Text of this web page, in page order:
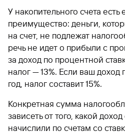
У накопительного счета
преимущество: деньги,
на счет, не подлежат
речь не идет о прибыли с
за доход по процентной
налог — 13%. Если ваш
год, налог составит 15%.
Конкретная сумма
зависеть от того, какой
начислили по счетам со